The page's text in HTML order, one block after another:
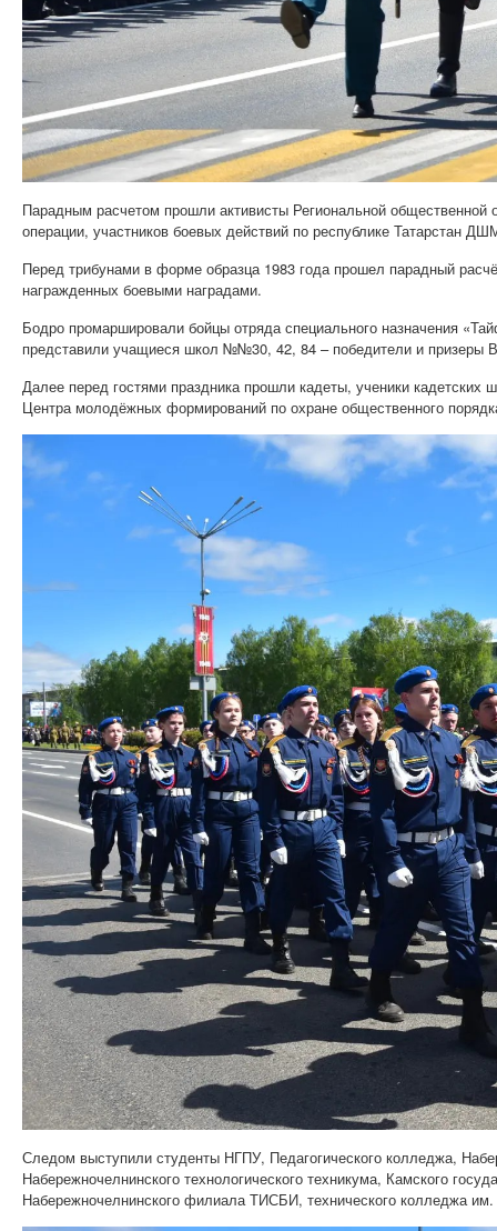
Парадным расчетом прошли активисты Региональной общественной
операции, участников боевых действий по республике Татарстан
Перед трибунами в форме образца 1983 года прошел парадный
награжденных боевыми наградами.
Бодро промаршировали бойцы отряда специального назначения
представили учащиеся школ №№30, 42, 84 – победители и призеры
Далее перед гостями праздника прошли кадеты, ученики
Центра молодёжных формирований по охране общественного
Следом выступили студенты НГПУ, Педагогического колледжа,
Набережночелнинского технологического техникума, Камского
Набережночелнинского филиала ТИСБИ, технического колледжа